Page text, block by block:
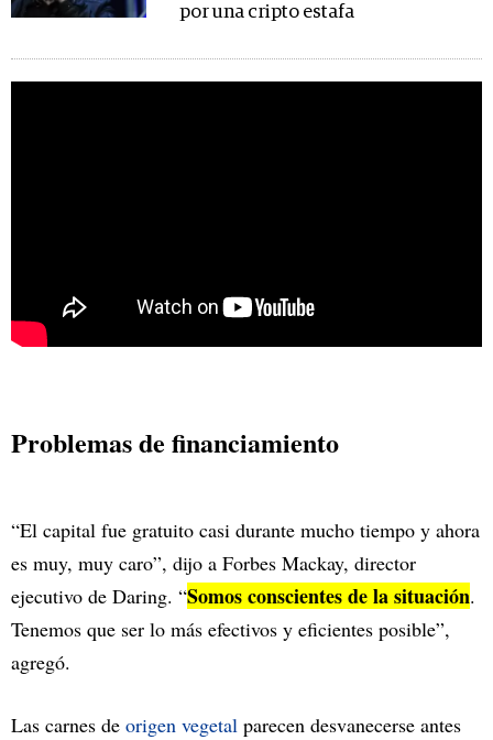
por una cripto estafa
Problemas de financiamiento
“El capital fue gratuito casi durante mucho tiempo y ahora
es muy, muy caro”, dijo a Forbes Mackay, director
ejecutivo de Daring. “Somos conscientes de la situación.
Tenemos que ser lo más efectivos y eficientes posible”,
agregó.
Las carnes de origen vegetal parecen desvanecerse antes